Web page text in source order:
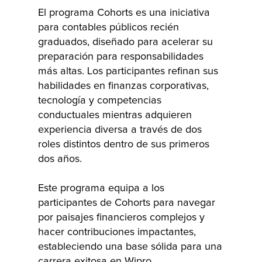
Derecho y
otras
prestigiosas
facultades de
derecho en
toda la India.
Nuestro
Programa de la
Facultad de
Derecho ofrece
profesional
claramente
definida, lo que
permite a los
candidatos
El programa Cohorts es una iniciativa
para contables públicos recién
graduados, diseñado para acelerar su
preparación para responsabilidades
más altas. Los participantes refinan sus
habilidades en finanzas corporativas,
tecnología y competencias
conductuales mientras adquieren
experiencia diversa a través de dos
roles distintos dentro de sus primeros
dos años.
Este programa equipa a los
participantes de Cohorts para navegar
por paisajes financieros complejos y
hacer contribuciones impactantes,
estableciendo una base sólida para una